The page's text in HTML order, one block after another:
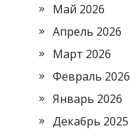
Май 2026
Апрель 2026
Март 2026
Февраль 2026
Январь 2026
Декабрь 2025